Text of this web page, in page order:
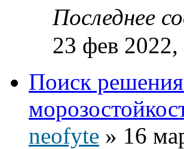
Последнее
23 фев
Поиск
neofyte » 16